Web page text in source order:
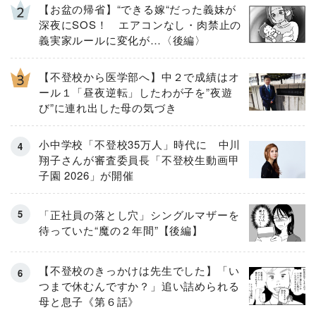
【お盆の帰省】“できる嫁“だった義妹が
深夜にSOS！ エアコンなし・肉禁止の
義実家ルールに変化が…〈後編〉
【不登校から医学部へ】中２で成績はオ
ール１「昼夜逆転」したわが子を”夜遊
び”に連れ出した母の気づき
小中学校「不登校35万人」時代に 中川
翔子さんが審査委員長「不登校生動画甲
子園 2026」が開催
「正社員の落とし穴」シングルマザーを
待っていた“魔の２年間”【後編】
【不登校のきっかけは先生でした】「い
つまで休むんですか？」追い詰められる
母と息子《第６話》